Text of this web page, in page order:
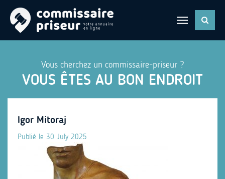
Vous cherchez un commissaire-priseur ?
VOUS ÊTES AU BON ENDROIT
Igor Mitoraj
Publié le 30 July 2025